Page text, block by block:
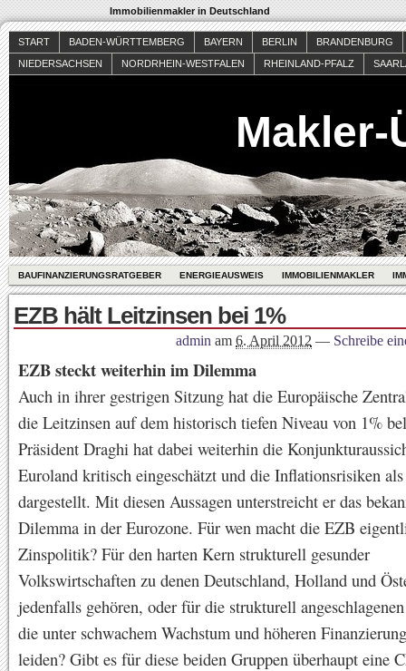
Immobilienmakler in Deutschland
START BADEN-WÜRTTEMBERG BAYERN BERLIN
BRANDENBURG
NIEDERSACHSEN
NORDRHEIN-WESTFALEN RHEINLAND-PFALZ
Makler-
BAUFINANZIERUNGSRATGEBER ENERGIEAUSWEIS IMMOBILIENMAKLER
EZB hält Leitzinsen bei 1%
admin am 6. April 2012 — Schreibe
EZB steckt weiterhin im Dilemma
Auch in ihrer gestrigen Sitzung hat die Europäische
die Leitzinsen auf dem historisch tiefen Niveau von 1%
Präsident Draghi hat dabei weiterhin die
Euroland kritisch eingeschätzt und die Inflationsrisiken
dargestellt. Mit diesen Aussagen unterstreicht er das
Dilemma in der Eurozone. Für wen macht die EZB
Zinspolitik? Für den harten Kern strukturell gesunder
Volkswirtschaften zu denen Deutschland, Holland und
jedenfalls gehören, oder für die strukturell
die unter schwachem Wachstum und höheren
leiden? Gibt es für diese beiden Gruppen überhaupt eine